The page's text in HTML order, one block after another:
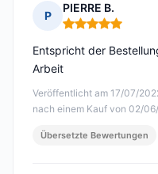
P
PIERRE B.
Hinweis: 5 von 5
Veröffentlicht am 17/07/
nach einem Kauf von 02/
Entspricht der
Arbeit
Übersetzte Bewertungen